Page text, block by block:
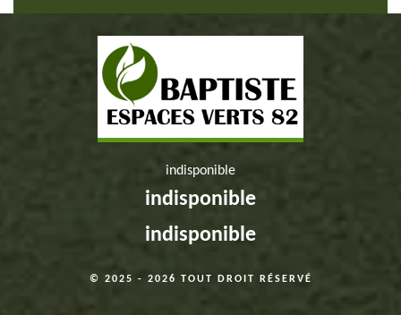
indisponible
indisponible
indisponible
© 2025 - 2026 TOUT DROIT RÉSERVÉ